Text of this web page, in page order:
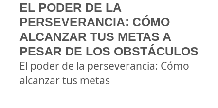
EL PODER DE LA
PERSEVERANCIA: CÓMO
ALCANZAR TUS METAS A
PESAR DE LOS OBSTÁCULOS
El poder de la perseverancia: Cómo
alcanzar tus metas